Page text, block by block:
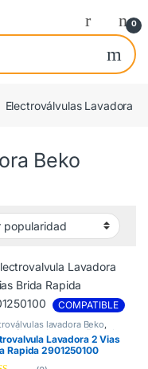
0
Electroválvulas Lavadora
Beko
popularidad
COMPATIBLE
lavadora Beko,
Lavadora Estandar
Lavadora 2 Vias
Rapida 2901250100